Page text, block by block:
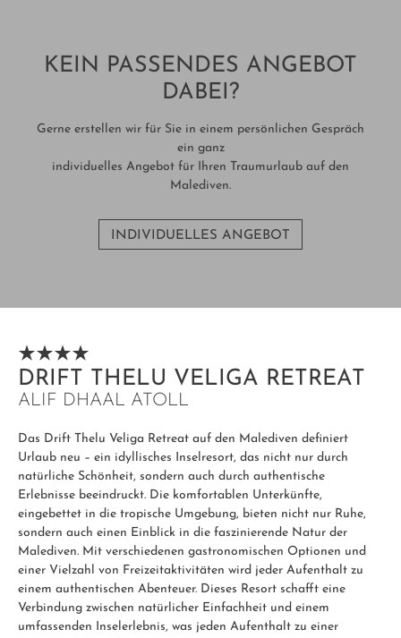
KEIN PASSENDES ANGEBOT
DABEI?
Gerne erstellen wir für Sie in einem persönlichen Gespräch
ein ganz
individuelles Angebot für Ihren Traumurlaub auf den
Malediven.
INDIVIDUELLES ANGEBOT
DRIFT THELU VELIGA RETREAT
ALIF DHAAL ATOLL
Das Drift Thelu Veliga Retreat auf den Malediven definiert
Urlaub neu – ein idyllisches Inselresort, das nicht nur durch
natürliche Schönheit, sondern auch durch authentische
Erlebnisse beeindruckt. Die komfortablen Unterkünfte,
eingebettet in die tropische Umgebung, bieten nicht nur Ruhe,
sondern auch einen Einblick in die faszinierende Natur der
Malediven. Mit verschiedenen gastronomischen Optionen und
einer Vielzahl von Freizeitaktivitäten wird jeder Aufenthalt zu
einem authentischen Abenteuer. Dieses Resort schafft eine
Verbindung zwischen natürlicher Einfachheit und einem
umfassenden Inselerlebnis, was jeden Aufenthalt zu einer